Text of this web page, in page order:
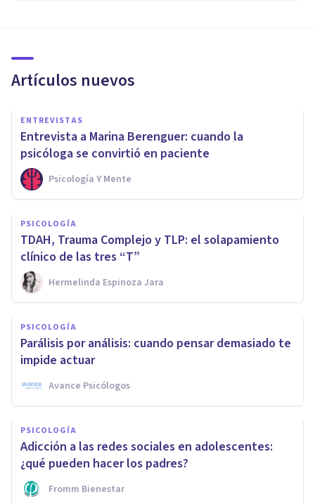
Artículos nuevos
ENTREVISTAS
Entrevista a Marina Berenguer: cuando la
psicóloga se convirtió en paciente
Psicología Y Mente
PSICOLOGÍA
TDAH, Trauma Complejo y TLP: el solapamiento
clínico de las tres “T”
Hermelinda Espinoza Jara
PSICOLOGÍA
Parálisis por análisis: cuando pensar demasiado te
impide actuar
Avance Psicólogos
PSICOLOGÍA
Adicción a las redes sociales en adolescentes:
¿qué pueden hacer los padres?
Fromm Bienestar